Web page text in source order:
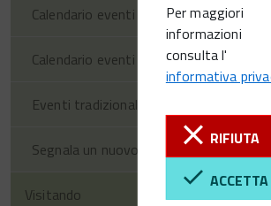
Per maggiori
informazioni
consulta l'
informativa
RIFIUTA
ACCETTA
Calendario eventi territorio
Calendario eventi Vittorio Veneto
Eventi tradizionali
Segnala un nuovo evento
Visitando